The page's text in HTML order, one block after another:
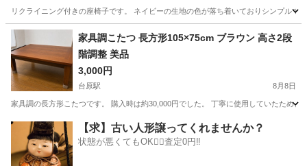
リクライニング付きの座椅子です。 ネイビーの生地の色が落ち着いておりシンプル
宮城 東松島市 陸前小野駅 椅子
家具調こたつ 長方形105×75cm ブラウン 高さ2段
階調整 美品
3,000円
台原駅 8月8日
家具調の長方形こたつです。 購入時は約30,000円でした。 丁寧に使用していたため
宮城 仙台市 台原駅 テーブル
【求】古い人形譲ってくれませんか？
状態が悪くてもOK🙆‍♀️査定0円‼️